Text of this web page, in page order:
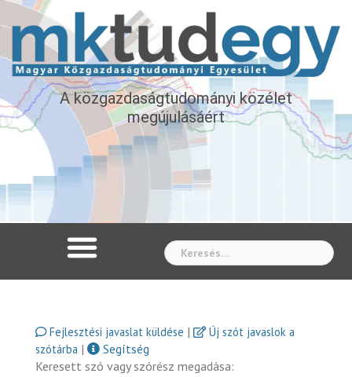
A közgazdaságtudományi közélet
megújulásáért
Fejlesztési javaslat küldése |
Új szót javaslok a
szótárba |
Segítség
Keresett szó vagy szórész megadása: